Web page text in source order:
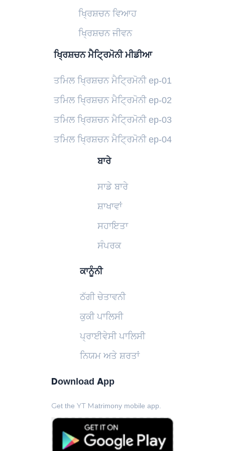
Download App
Get the YT Matrimony mobile app.
ਖ੍ਰਿਸ਼ਚਨ ਵਿਆਹ
ਖ੍ਰਿਸ਼ਚਨ ਜੀਵਨ
ਖ੍ਰਿਸ਼ਚਨ ਮੈਟ੍ਰਿਮੋਨੀ ਮੀਡੀਆ
ਤਮਿਲ ਖ੍ਰਿਸ਼ਚਨ ਮੈਟ੍ਰਿਮੋਨੀ ep-01
ਤਮਿਲ ਖ੍ਰਿਸ਼ਚਨ ਮੈਟ੍ਰਿਮੋਨੀ ep-02
ਤਮਿਲ ਖ੍ਰਿਸ਼ਚਨ ਮੈਟ੍ਰਿਮੋਨੀ ep-03
ਤਮਿਲ ਖ੍ਰਿਸ਼ਚਨ ਮੈਟ੍ਰਿਮੋਨੀ ep-04
ਬਾਰੇ
ਸਾਡੇ ਬਾਰੇ
ਸ਼ਾਖਾਵਾਂ
ਸਹਾਇਤਾ
ਸੰਪਰਕ
ਕਾਨੂੰਨੀ
ਠੱਗੀ ਚੇਤਾਵਨੀ
ਕੁਕੀ ਪਾਲਿਸੀ
ਪ੍ਰਾਈਵੇਸੀ ਪਾਲਿਸੀ
ਨਿਯਮ ਅਤੇ ਸ਼ਰਤਾਂ